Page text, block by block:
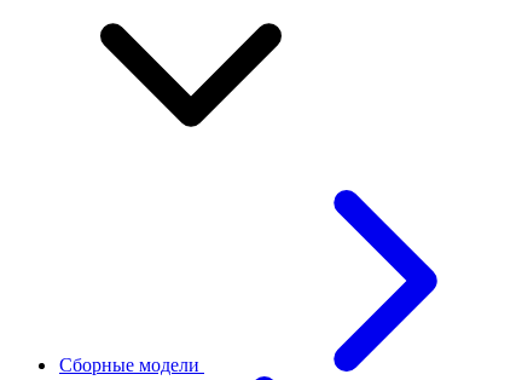
Сборные модели